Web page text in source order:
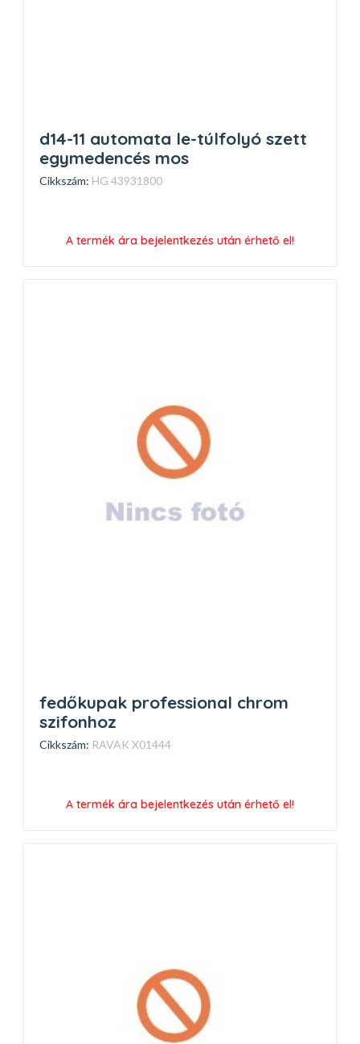
d14-11 automata le-túlfolyó szett
egymedencés mos
Cikkszám: HG 43931800
A termék ára bejelentkezés után érhető el!
fedőkupak professional chrom
szifonhoz
Cikkszám: RAVAK X01444
A termék ára bejelentkezés után érhető el!